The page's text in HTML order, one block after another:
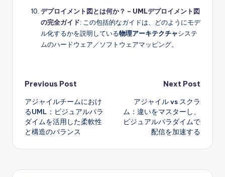
デプロイメント図とは何か？ – UMLデプロイメント図
の完全ガイド: この包括的なガイドは、どのようにモデ
ル化するかを説明している物理アーキテクチャシステ
ムのハードウェア／ソフトウェアマッピング。
Post
navigation
Previous Post
アジャイルチームにおけ
るUML：ビジュアルパラ
ダイムを活用した柔軟性
と構造のバランス
Next Post
アジャイル vs スクラ
ム：違いをマスターし、
ビジュアルパラダイムで
配信を加速する